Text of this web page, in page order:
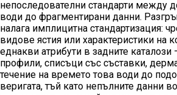
непоследователни стандарти между
води до фрагментирани данни.
налага имплицитна стандартизация:
видове ястия или характеристики на
еднакви атрибути в задните каталози
профили, списъци със съставки,
течение на времето това води до
веригата, тъй като непълните данни